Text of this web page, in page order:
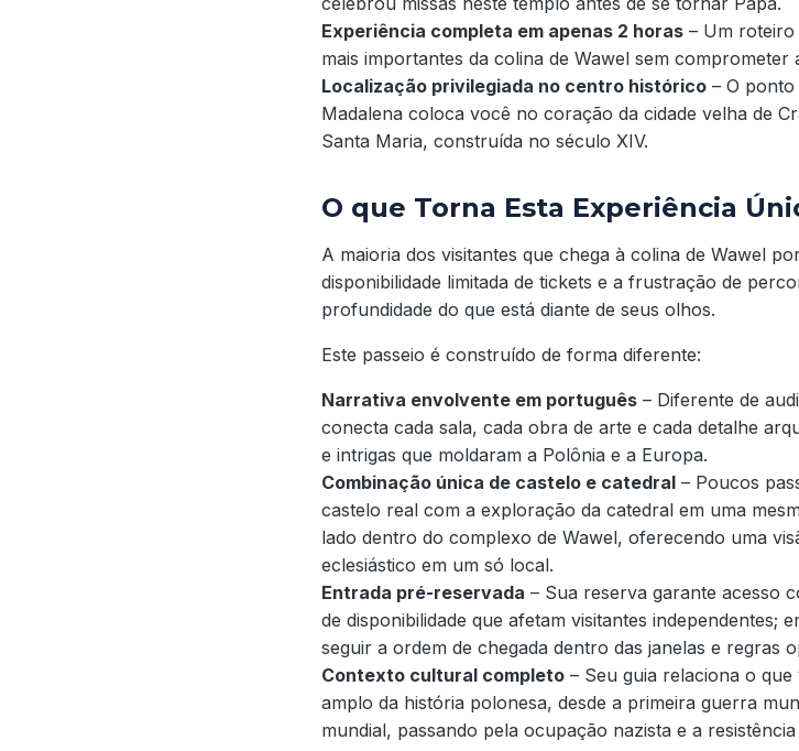
Experiência completa em apenas 2 horas – Um
mais importantes da colina de Wawel sem comprometer
Localização privilegiada no centro histórico – O
Madalena coloca você no coração da cidade velha de
Santa Maria, construída no século XIV.
O que Torna Esta Experiência
A maioria dos visitantes que chega à colina de Wawel
disponibilidade limitada de tickets e a frustração de
profundidade do que está diante de seus olhos.
Este passeio é construído de forma diferente:
Narrativa envolvente em português – Diferente de
conecta cada sala, cada obra de arte e cada detalhe
e intrigas que moldaram a Polônia e a Europa.
Combinação única de castelo e catedral – Poucos
castelo real com a exploração da catedral em uma
lado dentro do complexo de Wawel, oferecendo uma
eclesiástico em um só local.
Entrada pré-reservada – Sua reserva garante acesso
de disponibilidade que afetam visitantes independentes;
seguir a ordem de chegada dentro das janelas e regras
Contexto cultural completo – Seu guia relaciona o
amplo da história polonesa, desde a primeira guerra
mundial, passando pela ocupação nazista e a